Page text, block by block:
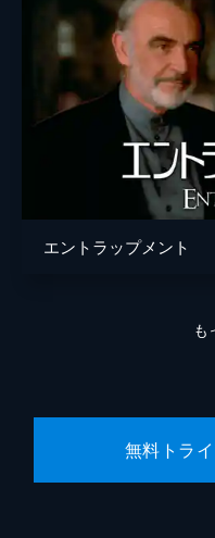
エントラップメント
も
無料トラ